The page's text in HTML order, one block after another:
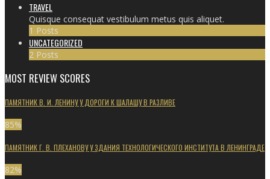
TRAVEL
Quisque consequat vestibulum metus quis aliquet.
1 Posts
UNCATEGORIZED
2 Posts
MOST REVIEW SCORES
ПАМЯТНИК В. И. ЛЕНИНУ У ДОРОГИ К ШАЛАШУ В РАЗЛИВЕ
85%
ПАМЯТНИК Г. В. ПЛЕХАНОВУ У ЗДАНИЯ ТЕХНОЛОГИЧЕСКОГО ИНСТИТУТА В ЛЕНИНГРАДЕ
82%